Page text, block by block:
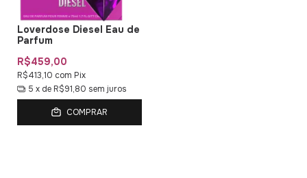
Loverdose Diesel Eau de
Parfum
R$459,00
R$413,10 com Pix
5 x de R$91,80 sem juros
COMPRAR